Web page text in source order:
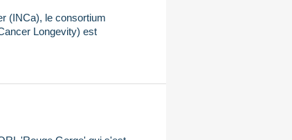
(INCa), le consortium
Longevity) est